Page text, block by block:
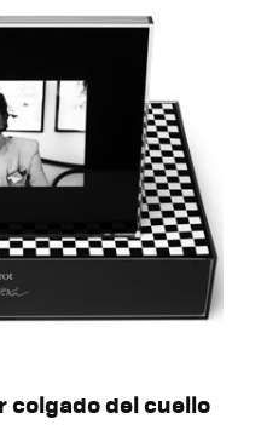
colgado del cuello